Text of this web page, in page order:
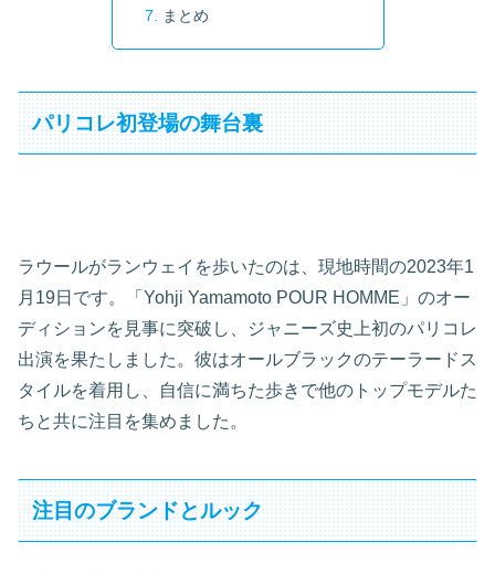
まとめ
パリコレ初登場の舞台裏
ラウールがランウェイを歩いたのは、現地時間の2023年1
月19日です。「Yohji Yamamoto POUR HOMME」のオー
ディションを見事に突破し、ジャニーズ史上初のパリコレ
出演を果たしました。彼はオールブラックのテーラードス
タイルを着用し、自信に満ちた歩きで他のトップモデルた
ちと共に注目を集めました。
注目のブランドとルック